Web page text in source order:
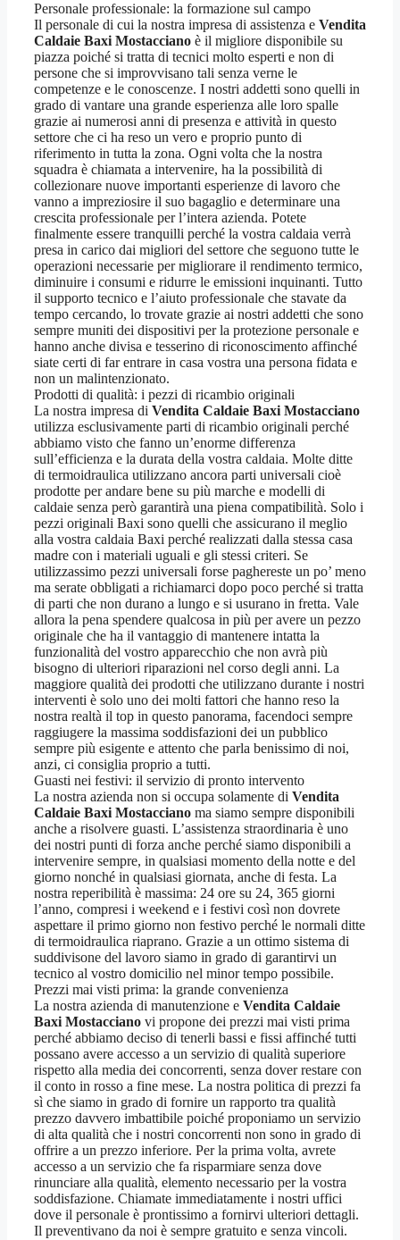
Personale professionale: la formazione sul campo
Il personale di cui la nostra impresa di assistenza e Vendita
Caldaie Baxi Mostacciano è il migliore disponibile su
piazza poiché si tratta di tecnici molto esperti e non di
persone che si improvvisano tali senza verne le
competenze e le conoscenze. I nostri addetti sono quelli in
grado di vantare una grande esperienza alle loro spalle
grazie ai numerosi anni di presenza e attività in questo
settore che ci ha reso un vero e proprio punto di
riferimento in tutta la zona. Ogni volta che la nostra
squadra è chiamata a intervenire, ha la possibilità di
collezionare nuove importanti esperienze di lavoro che
vanno a impreziosire il suo bagaglio e determinare una
crescita professionale per l’intera azienda. Potete
finalmente essere tranquilli perché la vostra caldaia verrà
presa in carico dai migliori del settore che seguono tutte le
operazioni necessarie per migliorare il rendimento termico,
diminuire i consumi e ridurre le emissioni inquinanti. Tutto
il supporto tecnico e l’aiuto professionale che stavate da
tempo cercando, lo trovate grazie ai nostri addetti che sono
sempre muniti dei dispositivi per la protezione personale e
hanno anche divisa e tesserino di riconoscimento affinché
siate certi di far entrare in casa vostra una persona fidata e
non un malintenzionato.
Prodotti di qualità: i pezzi di ricambio originali
La nostra impresa di Vendita Caldaie Baxi Mostacciano
utilizza esclusivamente parti di ricambio originali perché
abbiamo visto che fanno un’enorme differenza
sull’efficienza e la durata della vostra caldaia. Molte ditte
di termoidraulica utilizzano ancora parti universali cioè
prodotte per andare bene su più marche e modelli di
caldaie senza però garantirà una piena compatibilità. Solo i
pezzi originali Baxi sono quelli che assicurano il meglio
alla vostra caldaia Baxi perché realizzati dalla stessa casa
madre con i materiali uguali e gli stessi criteri. Se
utilizzassimo pezzi universali forse paghereste un po’ meno
ma serate obbligati a richiamarci dopo poco perché si tratta
di parti che non durano a lungo e si usurano in fretta. Vale
allora la pena spendere qualcosa in più per avere un pezzo
originale che ha il vantaggio di mantenere intatta la
funzionalità del vostro apparecchio che non avrà più
bisogno di ulteriori riparazioni nel corso degli anni. La
maggiore qualità dei prodotti che utilizzano durante i nostri
interventi è solo uno dei molti fattori che hanno reso la
nostra realtà il top in questo panorama, facendoci sempre
raggiugere la massima soddisfazioni dei un pubblico
sempre più esigente e attento che parla benissimo di noi,
anzi, ci consiglia proprio a tutti.
Guasti nei festivi: il servizio di pronto intervento
La nostra azienda non si occupa solamente di Vendita
Caldaie Baxi Mostacciano ma siamo sempre disponibili
anche a risolvere guasti. L’assistenza straordinaria è uno
dei nostri punti di forza anche perché siamo disponibili a
intervenire sempre, in qualsiasi momento della notte e del
giorno nonché in qualsiasi giornata, anche di festa. La
nostra reperibilità è massima: 24 ore su 24, 365 giorni
l’anno, compresi i weekend e i festivi così non dovrete
aspettare il primo giorno non festivo perché le normali ditte
di termoidraulica riaprano. Grazie a un ottimo sistema di
suddivisone del lavoro siamo in grado di garantirvi un
tecnico al vostro domicilio nel minor tempo possibile.
Prezzi mai visti prima: la grande convenienza
La nostra azienda di manutenzione e Vendita Caldaie
Baxi Mostacciano vi propone dei prezzi mai visti prima
perché abbiamo deciso di tenerli bassi e fissi affinché tutti
possano avere accesso a un servizio di qualità superiore
rispetto alla media dei concorrenti, senza dover restare con
il conto in rosso a fine mese. La nostra politica di prezzi fa
sì che siamo in grado di fornire un rapporto tra qualità
prezzo davvero imbattibile poiché proponiamo un servizio
di alta qualità che i nostri concorrenti non sono in grado di
offrire a un prezzo inferiore. Per la prima volta, avrete
accesso a un servizio che fa risparmiare senza dove
rinunciare alla qualità, elemento necessario per la vostra
soddisfazione. Chiamate immediatamente i nostri uffici
dove il personale è prontissimo a fornirvi ulteriori dettagli.
Il preventivano da noi è sempre gratuito e senza vincoli.